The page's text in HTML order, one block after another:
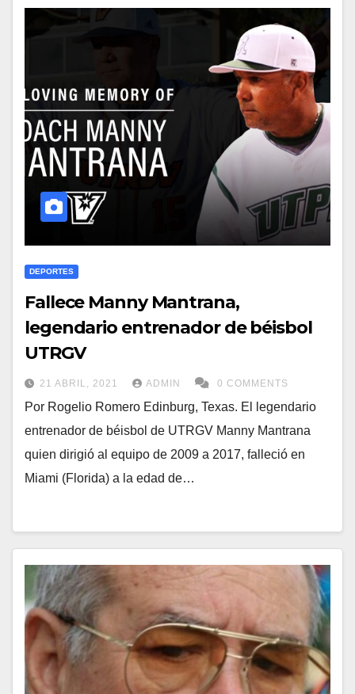
DEPORTES
Fallece Manny Mantrana,
legendario entrenador de béisbol
UTRGV
21 ABRIL, 2021 ADMIN 0 COMMENTS
Por Rogelio Romero Edinburg, Texas. El legendario
entrenador de béisbol de UTRGV Manny Mantrana
quien dirigió al equipo de 2009 a 2017, falleció en
Miami (Florida) a la edad de…